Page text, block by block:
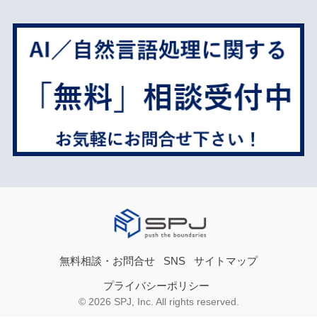
無料相談・お問合せ SNS サイトマップ
プライバシーポリシー
© 2026 SPJ, Inc. All rights reserved.